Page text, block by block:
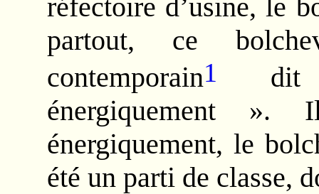
réfectoire d’usine, le
partout, ce
contemporain1
dit
énergiquement ».
énergiquement, le
été un parti de classe,